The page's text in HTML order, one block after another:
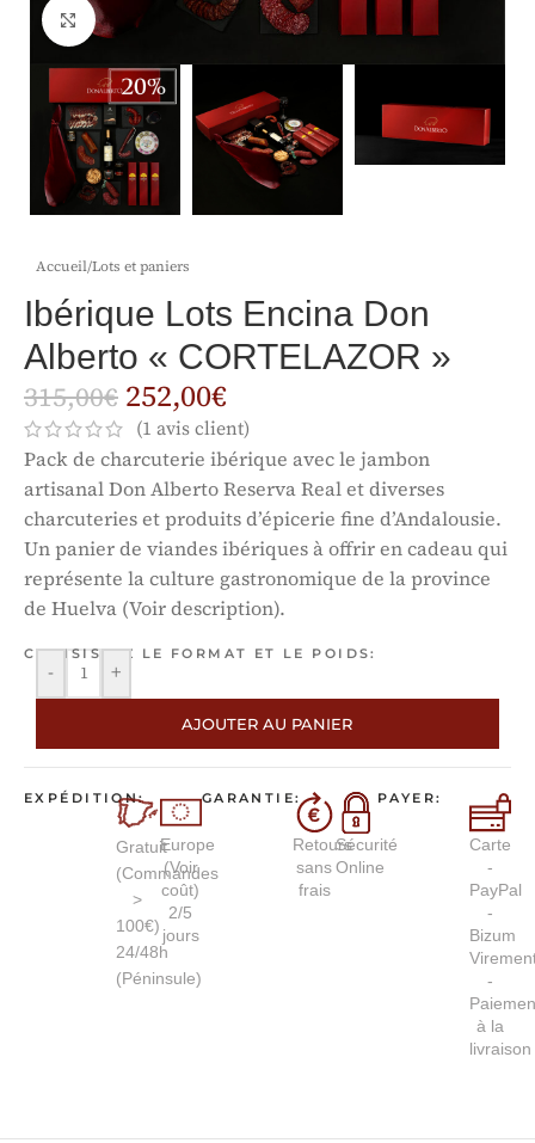
Click to enlarge
Accueil/Lots et paniers
Ibérique Lots Encina Don
Alberto « CORTELAZOR »
315,00€ 252,00€
(1 avis client)
Pack de charcuterie ibérique avec le jambon
artisanal Don Alberto Reserva Real et diverses
charcuteries et produits d’épicerie fine d’Andalousie.
Un panier de viandes ibériques à offrir en cadeau qui
représente la culture gastronomique de la province
de Huelva (Voir description).
CHOISISSEZ LE FORMAT ET LE POIDS:
- +
AJOUTER AU PANIER
EXPÉDITION:
Gratuit
(Commandes
>
100€)
24/48h
(Péninsule)
Europe
(Voir
coût)
2/5
jours
GARANTIE:
Retours
sans
frais
Sécurité
Online
PAYER:
Carte
-
PayPal
-
Bizum
-
à la
livraison